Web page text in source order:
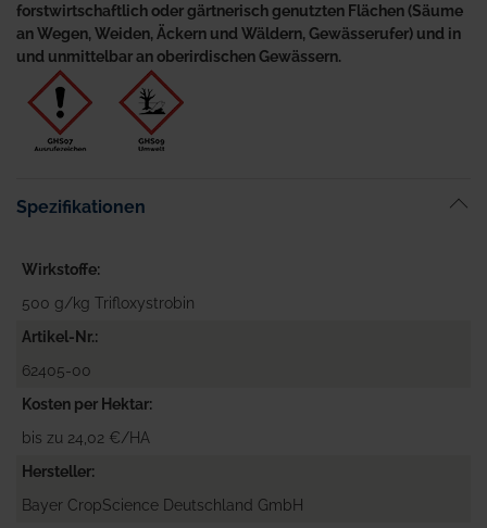
forstwirtschaftlich oder gärtnerisch genutzten Flächen (Säume
an Wegen, Weiden, Äckern und Wäldern, Gewässerufer) und in
und unmittelbar an oberirdischen Gewässern.
Spezifikationen
Wirkstoffe
500 g/kg Trifloxystrobin
Artikel-Nr.
62405-00
Kosten per Hektar
bis zu 24,02 €/HA
Hersteller
Bayer CropScience Deutschland GmbH